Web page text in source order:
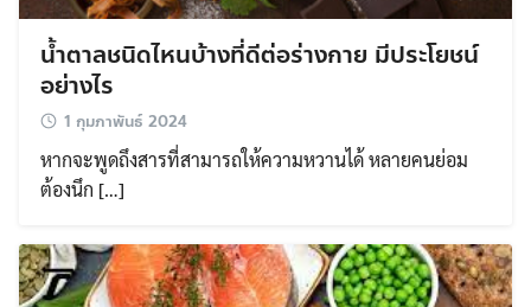
น้ำตาลชนิดไหนบ้างที่ดีต่อร่างกาย มีประโยชน์
อย่างไร
1 กุมภาพันธ์ 2024
หากจะพูดถึงสารที่สามารถให้ความหวานได้ หลายคนย่อม
ต้องนึก […]